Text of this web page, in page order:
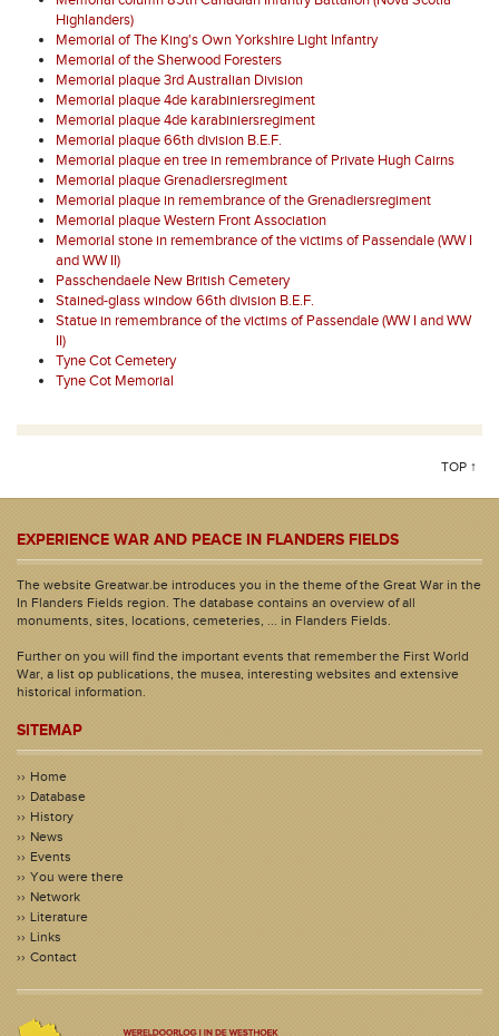
Highlanders)
Memorial of The King's Own Yorkshire Light Infantry
Memorial of the Sherwood Foresters
Memorial plaque 3rd Australian Division
Memorial plaque 4de karabiniersregiment
Memorial plaque 4de karabiniersregiment
Memorial plaque 66th division B.E.F.
Memorial plaque en tree in remembrance of Private Hugh Cairns
Memorial plaque Grenadiersregiment
Memorial plaque in remembrance of the Grenadiersregiment
Memorial plaque Western Front Association
Memorial stone in remembrance of the victims of Passendale (WW I
and WW II)
Passchendaele New British Cemetery
Stained-glass window 66th division B.E.F.
Statue in remembrance of the victims of Passendale (WW I and WW
II)
Tyne Cot Cemetery
Tyne Cot Memorial
TOP ↑
EXPERIENCE WAR AND PEACE IN FLANDERS FIELDS
The website Greatwar.be introduces you in the theme of the Great War in the
In Flanders Fields region. The database contains an overview of all
monuments, sites, locations, cemeteries, ... in Flanders Fields.
Further on you will find the important events that remember the First World
War, a list op publications, the musea, interesting websites and extensive
historical information.
SITEMAP
Home
Database
History
News
Events
You were there
Network
Literature
Links
Contact